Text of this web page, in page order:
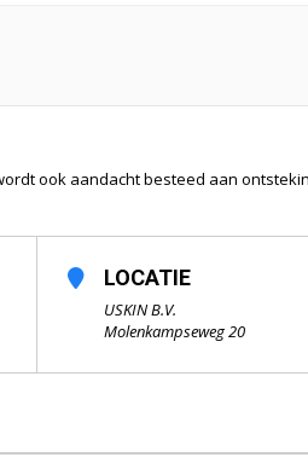
ook aandacht besteed aan
LOCATIE
USKIN B.V.
Molenkampseweg 20